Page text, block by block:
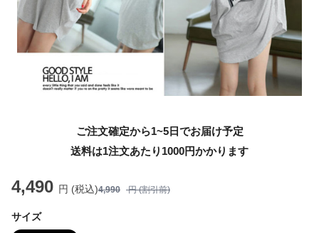
ご注文確定から1~5日でお届け予定
送料は1注文あたり 1000円かかります
4,490 円 (税込)4,990 円 (割引前)
サイズ